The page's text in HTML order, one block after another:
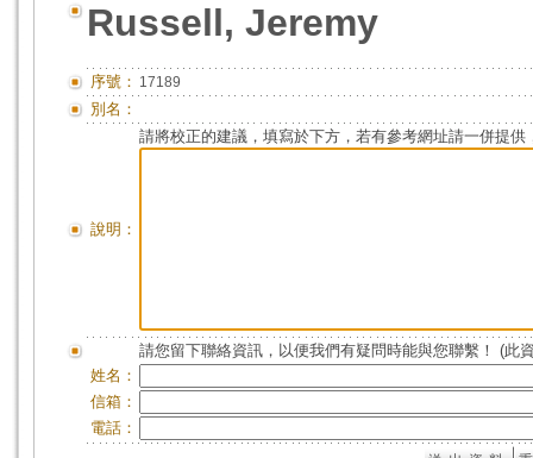
Russell, Jeremy
序號： 17189
別名：
說明：
請將校正的建議，填寫於下方，若有參考網址請一併提供
請您留下聯絡資訊，以便我們有疑問時能與您聯繫！ (此
姓名：
信箱：
電話：